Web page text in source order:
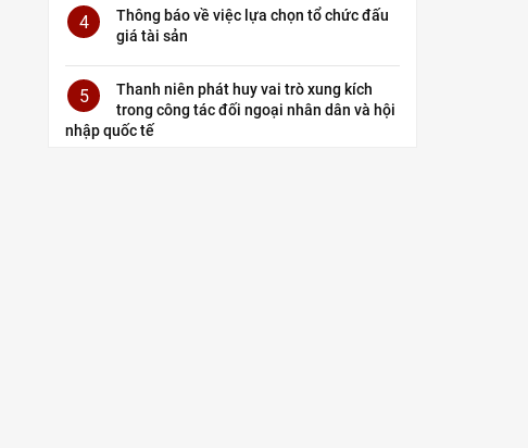
4
Thông báo về việc lựa chọn tổ chức đấu
giá tài sản
5
Thanh niên phát huy vai trò xung kích
trong công tác đối ngoại nhân dân và hội
nhập quốc tế